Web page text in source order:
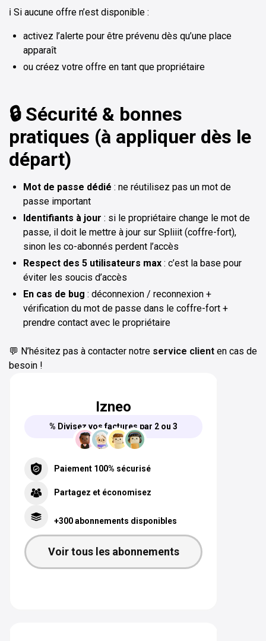
ℹ️ Si aucune offre n’est disponible :
activez l’alerte pour être prévenu dès qu’une place
apparaît
ou créez votre offre en tant que propriétaire
🔒 Sécurité & bonnes
pratiques (à appliquer dès le
départ)
Mot de passe dédié : ne réutilisez pas un mot de
passe important
Identifiants à jour : si le propriétaire change le mot de
passe, il doit le mettre à jour sur Spliiit (coffre-fort),
sinon les co-abonnés perdent l’accès
Respect des 5 utilisateurs max : c’est la base pour
éviter les soucis d’accès
En cas de bug : déconnexion / reconnexion +
vérification du mot de passe dans le coffre-fort +
prendre contact avec le propriétaire
💬 N’hésitez pas à contacter notre service client en cas de
besoin !
Izneo
% Divisez vos factures par 2 ou 3
Paiement 100% sécurisé
Partagez et économisez
+300 abonnements disponibles
Voir tous les abonnements